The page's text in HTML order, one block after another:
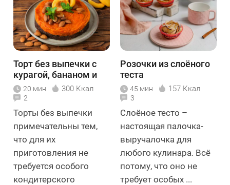
Торт без выпечки с
курагой, бананом и
миндалём
20 мин 300 Ккал
2
Торты без выпечки
примечательны тем,
что для их
приготовления не
требуется особого
кондитерского
Розочки из слоёного
теста
45 мин 157 Ккал
3
Слоёное тесто –
настоящая палочка-
выручалочка для
любого кулинара. Всё
потому, что оно не
требует особых ...